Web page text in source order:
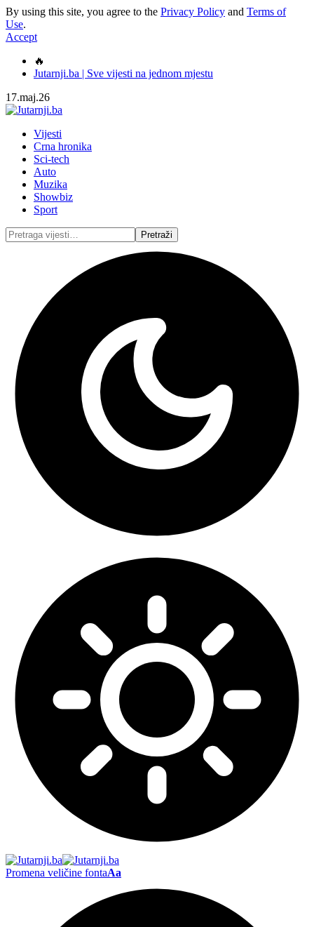
By using this site, you agree to the Privacy Policy and Terms of
Use.
Accept
🔥
Jutarnji.ba | Sve vijesti na jednom mjestu
17.maj.26
Vijesti
Crna hronika
Sci-tech
Auto
Muzika
Showbiz
Sport
Promena veličine fontaAa